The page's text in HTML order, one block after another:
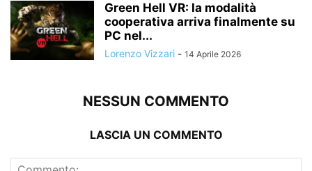
Green Hell VR: la modalità
cooperativa arriva finalmente su
PC nel...
Lorenzo Vizzari - 14 Aprile 2026
NESSUN COMMENTO
LASCIA UN COMMENTO